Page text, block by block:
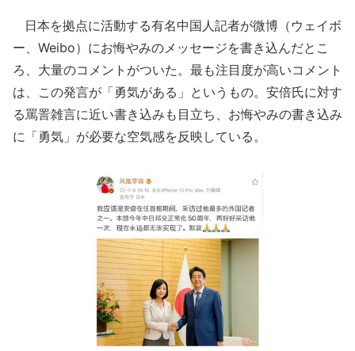
日本を拠点に活動する有名中国人記者が微博（ウェイボ
ー、Weibo）にお悔やみのメッセージを書き込んだとこ
ろ、大量のコメントがついた。最も注目度が高いコメント
は、この発言が「勇気がある」というもの。安倍氏に対す
る罵詈雑言に近い書き込みも目立ち、お悔やみの書き込み
に「勇気」が必要な空気感を反映している。